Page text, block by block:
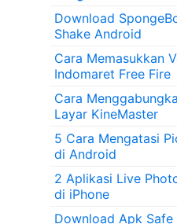
Download
Shake Android
Cara Memasukkan
Indomaret Free Fire
Cara
Layar KineMaster
5 Cara Mengatasi
di Android
2 Aplikasi Live
di iPhone
Download Apk